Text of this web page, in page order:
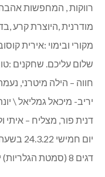
רווקות , המחפשות
מודרנית ,היוצרת קרע
מקורי ובימוי :אירית
שלום עליכם. שחקנים
חווה – הילה מיטרני,
יריב- מיכאל גמליאל \
דנית פור, מצליח – איתי
דגים 8 (סמטת הגלריות) יפו העתיקה.